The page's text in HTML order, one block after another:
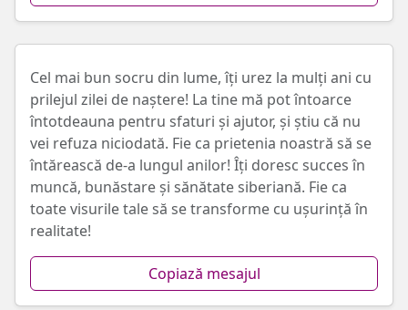
Cel mai bun socru din lume, îți urez la mulți ani cu
prilejul zilei de naștere! La tine mă pot întoarce
întotdeauna pentru sfaturi și ajutor, și știu că nu
vei refuza niciodată. Fie ca prietenia noastră să se
întărească de-a lungul anilor! Îți doresc succes în
muncă, bunăstare și sănătate siberiană. Fie ca
toate visurile tale să se transforme cu ușurință în
realitate!
Copiază mesajul